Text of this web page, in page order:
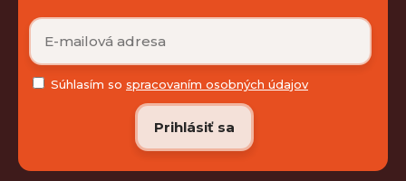
Súhlasím so spracovaním osobných údajov